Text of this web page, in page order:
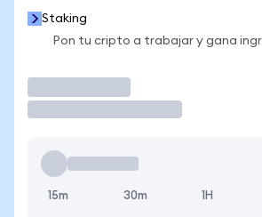
Staking
Pon tu cripto a trabajar y gana
15m 30m 1H